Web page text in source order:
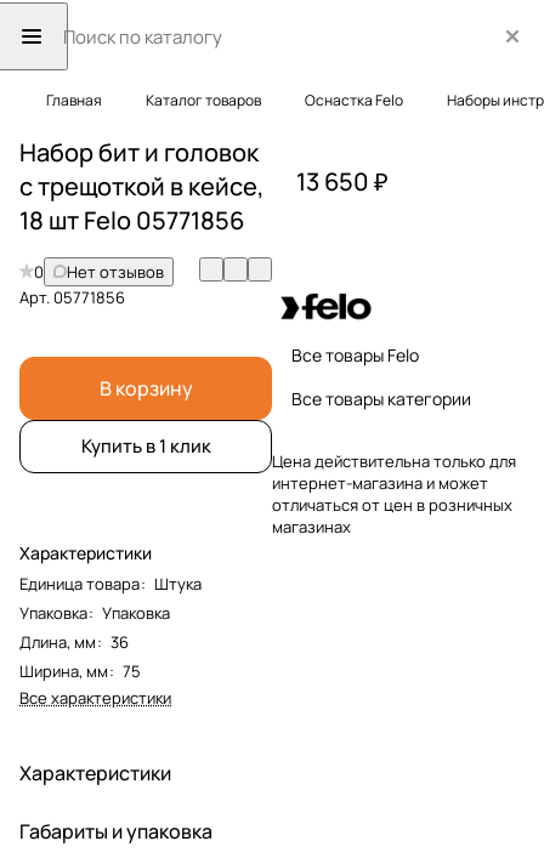
Главная Каталог товаров Оснастка Felo Наборы
Набор бит и головок
с трещоткой в кейсе,
18 шт Felo 05771856
0
Нет отзывов
Арт.05771856
В корзину
Купить в 1 клик
Характеристики
Единица товара: Штука
Упаковка: Упаковка
Длина, мм: 36
Ширина, мм: 75
Все характеристики
13 650 ₽
Все товары Felo
Все товары категории
Цена действительна только для
интернет-магазина и может
отличаться от цен в розничных
магазинах
Характеристики
Габариты и упаковка